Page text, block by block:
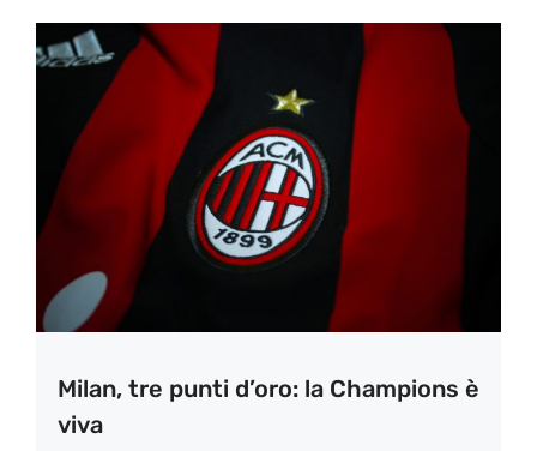
Milan, tre punti d’oro: la Champions è
viva